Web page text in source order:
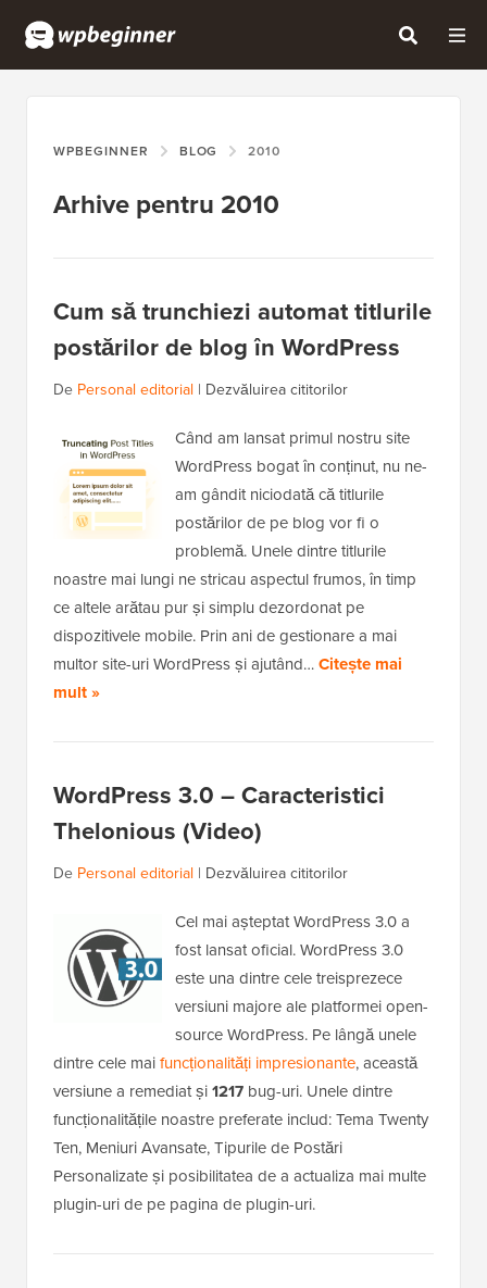
WPBEGINNER BLOG 2010
Arhive pentru 2010
Cum să trunchiezi automat titlurile
postărilor de blog în WordPress
De Personal editorial | Dezvăluirea cititorilor
Când am lansat primul nostru site
WordPress bogat în conținut, nu ne-
am gândit niciodată că titlurile
postărilor de pe blog vor fi o
problemă. Unele dintre titlurile
noastre mai lungi ne stricau aspectul frumos, în timp
ce altele arătau pur și simplu dezordonat pe
dispozitivele mobile. Prin ani de gestionare a mai
multor site-uri WordPress și ajutând…Citește mai
mult »
WordPress 3.0 – Caracteristici
Thelonious (Video)
De Personal editorial | Dezvăluirea cititorilor
Cel mai așteptat WordPress 3.0 a
fost lansat oficial. WordPress 3.0
este una dintre cele treisprezece
versiuni majore ale platformei open-
source WordPress. Pe lângă unele
dintre cele maifuncționalități impresionante, această
versiune a remediat și1217 bug-uri. Unele dintre
funcționalitățile noastre preferate includ: Tema Twenty
Ten, Meniuri Avansate, Tipurile de Postări
Personalizate și posibilitatea de a actualiza mai multe
plugin-uri de pe pagina de plugin-uri.